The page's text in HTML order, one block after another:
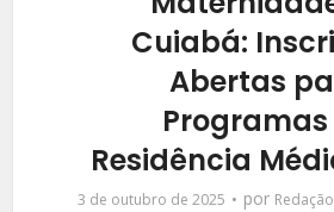
Cuiabá:
Abertas
Residência
3 de outubro de 2025 por Redação